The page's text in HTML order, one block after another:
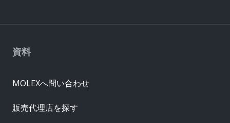
資料
MOLEXへ問い合わせ
販売代理店を探す